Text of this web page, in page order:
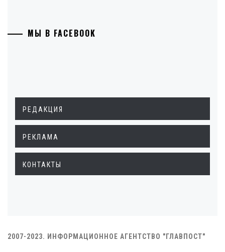
МЫ В FACEBOOK
РЕДАКЦИЯ
РЕКЛАМА
КОНТАКТЫ
2007-2023. ИНФОРМАЦИОННОЕ АГЕНТСТВО "ГЛАВПОСТ"